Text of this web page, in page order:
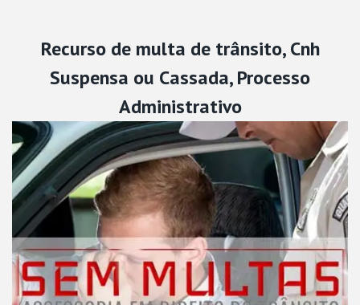
Recurso de multa de trânsito, Cnh
Suspensa ou Cassada, Processo
Administrativo